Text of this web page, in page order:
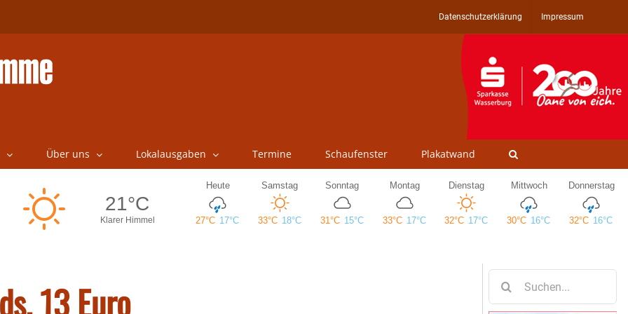
Datenschutzerklärung Impressum
Über uns Lokalausgaben Termine Schaufenster Plakatwand
13 Euro
nach: